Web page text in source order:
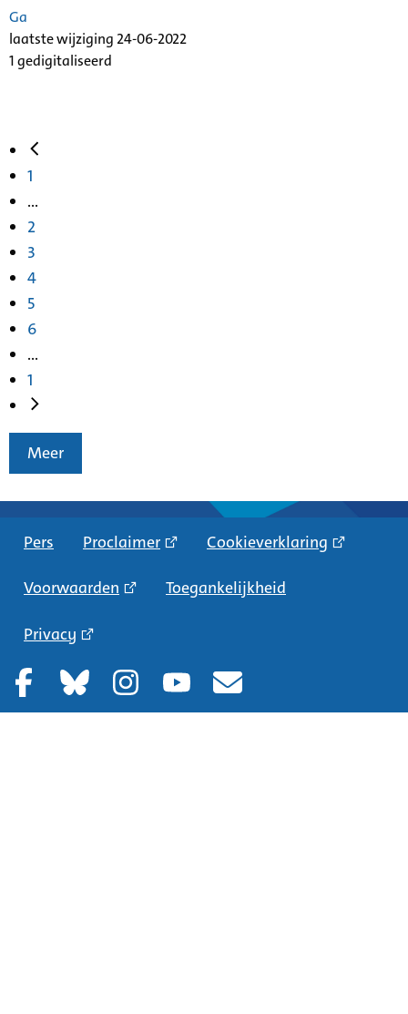
Ga
laatste wijziging 24-06-2022
1 gedigitaliseerd
1
...
2
3
4
5
6
...
1
Meer
Pers Proclaimer Cookieverklaring
Voorwaarden Toegankelijkheid
Privacy